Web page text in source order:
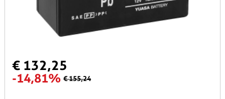
€ 132,25
-14,81% € 155,24